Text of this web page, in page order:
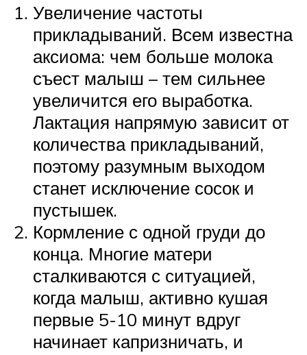
Увеличение частоты
прикладываний. Всем известна
аксиома: чем больше молока
съест малыш – тем сильнее
увеличится его выработка.
Лактация напрямую зависит от
количества прикладываний,
поэтому разумным выходом
станет исключение сосок и
пустышек.
Кормление с одной груди до
конца. Многие матери
сталкиваются с ситуацией,
когда малыш, активно кушая
первые 5-10 минут вдруг
начинает капризничать, и